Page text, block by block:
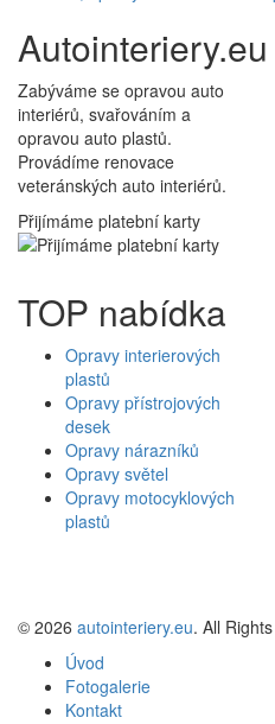
Autointeriery.eu
Zabýváme se opravou auto
interiérů, svařováním a
opravou auto plastů.
Provádíme renovace
veteránských auto interiérů.
Přijímáme platební karty
TOP nabídka
Opravy interierových
plastů
Opravy přístrojových
desek
Opravy nárazníků
Opravy světel
Opravy motocyklových
plastů
© 2026 autointeriery.eu. All
Úvod
Fotogalerie
Kontakt